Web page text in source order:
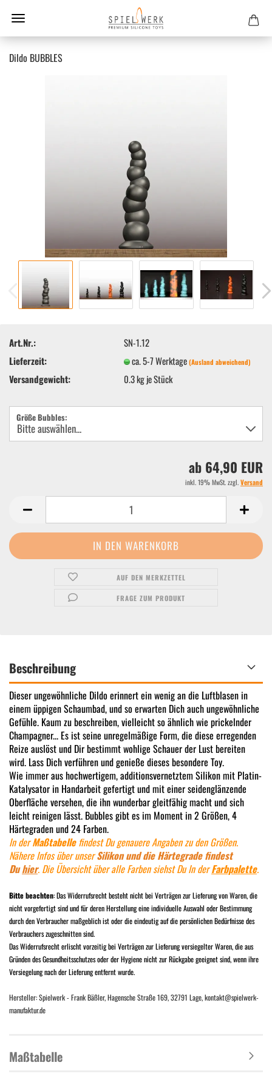
Dildo BUB­BLES
Art.Nr.:
SN-1.12
Lieferzeit:
ca. 5-7 Werktage(Ausland abweichend)
Versandgewicht: 0.3kg je Stück
Größe Bubbles:
ab 64,90 EUR
inkl. 19% MwSt. zzgl.Versand
AUF DEN MERKZETTEL
FRAGE ZUM PRODUKT
Beschreibung
Dieser ungewöhnliche Dildo erinnert ein wenig an die Luftblasen in
einem üppigen Schaumbad, und so erwarten Dich auch ungewöhnliche
Gefühle. Kaum zu beschreiben, vielleicht so ähnlich wie prickelnder
Champagner... Es ist seine unregelmäßige Form, die diese erregenden
Reize auslöst und Dir bestimmt wohlige Schauer der Lust bereiten
wird. Lass Dich verführen und genieße dieses besondere Toy.
Wie immer aus hochwertigem, additionsvernetztem Silikon mit Platin-
Katalysator in Handarbeit gefertigt und mit einer seidenglänzende
Oberfläche versehen, die ihn wunderbar gleitfähig macht und sich
leicht reinigen lässt. Bubbles gibt es im Moment in 2 Größen, 4
Härtegraden und 24 Farben.
In derMaßtabellefindest Du genauere Angaben zu den Größen.
Nähere Infos über unserSilikon und die Härtegrade findest
Duhier. Die Übersicht über alle Farben siehst Du In derFarbpalette.
Bitte beachten: Das Widerrufsrecht besteht nicht bei Verträgen zur Lieferung von Waren, die
nicht vorgefertigt sind und für deren Herstellung eine individuelle Auswahl oder Bestimmung
durch den Verbraucher maßgeblich ist oder die eindeutig auf die persönlichen Bedürfnisse des
Verbrauchers zugeschnitten sind.
Das Widerrufsrecht erlischt vorzeitig bei Verträgen zur Lieferung versiegelter Waren, die aus
Gründen des Gesundheitsschutzes oder der Hygiene nicht zur Rückgabe geeignet sind, wenn ihre
Versiegelung nach der Lieferung entfernt wurde.
Hersteller: Spielwerk - Frank Bäßler, Hagensche Straße 169, 32791 Lage, kontakt@spielwerk-
manufaktur.de
Maßtabelle